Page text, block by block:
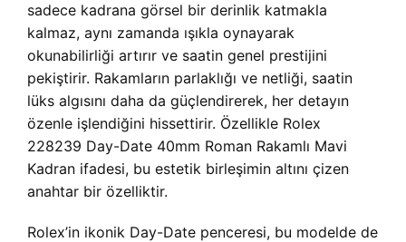
sadece kadrana görsel bir derinlik katmakla
kalmaz, aynı zamanda ışıkla oynayarak
okunabilirliği artırır ve saatin genel prestijini
pekiştirir. Rakamların parlaklığı ve netliği, saatin
lüks algısını daha da güçlendirerek, her detayın
özenle işlendiğini hissettirir. Özellikle Rolex
228239 Day-Date 40mm Roman Rakamlı Mavi
Kadran ifadesi, bu estetik birleşimin altını çizen
anahtar bir özelliktir.
Rolex’in ikonik Day-Date penceresi, bu modelde de